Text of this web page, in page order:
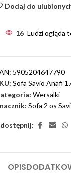
Dodaj do
16 Ludzi ogląda
5905204647790
Sofa Savio Anafi
Wersalki
Sofa 2 os
OPIS